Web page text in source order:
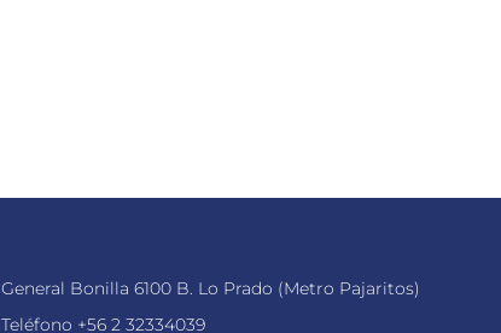
General Bonilla 6100 B. Lo Prado (Metro Pajaritos)
Teléfono +56 2 32334039